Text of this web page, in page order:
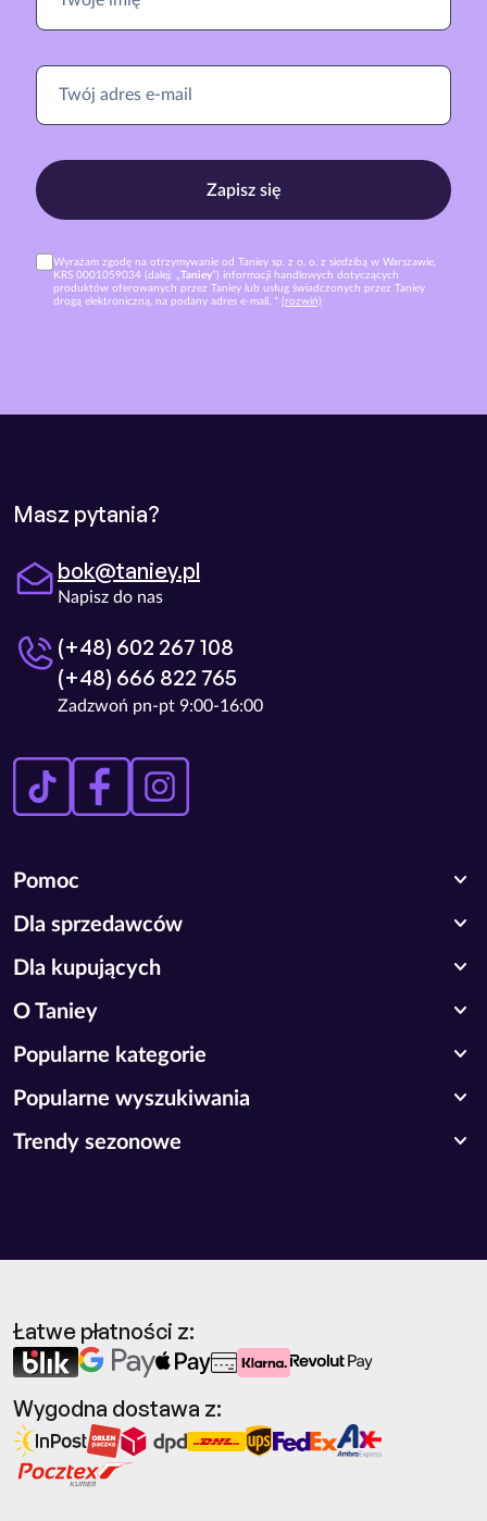
Zapisz się
Wyrażam zgodę na otrzymywanie od Taniey sp. z o. o. z siedzibą w Warszawie,
KRS 0001059034 (dalej: „Taniey”) informacji handlowych dotyczących
produktów oferowanych przez Taniey lub usług świadczonych przez Taniey
drogą elektroniczną, na podany adres e-mail. * (rozwiń)
Masz pytania?
bok@taniey.pl
Napisz do nas
(+48) 602 267 108
(+48) 666 822 765
Zadzwoń pn-pt 9:00-16:00
Pomoc expand_more
Dla sprzedawców expand_more
Dla kupujących expand_more
O Taniey expand_more
Popularne kategorie expand_more
Popularne wyszukiwania expand_more
Trendy sezonowe expand_more
Łatwe płatności z:
Wygodna dostawa z: